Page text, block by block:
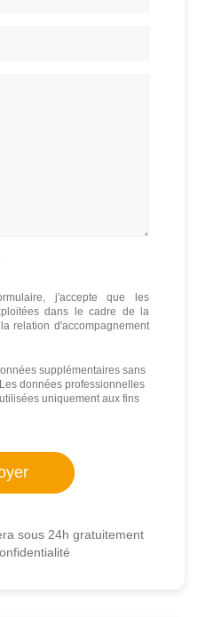
j'accepte que les
dans le cadre de la
relation d'accompagnement
supplémentaires sans
données professionnelles
uniquement aux fins
sous 24h gratuitement